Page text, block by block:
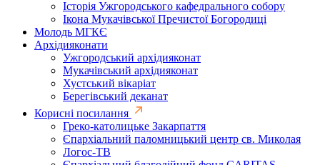
Історія Ужгородського кафедрального собору
Ікона Мукачівської Пречистої Богородиці
Молодь МГКЄ
Архідияконати
Ужгородський архідияконат
Мукачівський архідияконат
Хустський вікаріат
Берегівський деканат
Корисні посилання
Греко-католицьке Закарпаття
Єпархіальний паломницький центр св. Миколая
Логос-ТВ